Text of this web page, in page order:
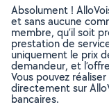
Absolument !
et sans aucune
membre, qu’il soit
prestation de
uniquement le prix
demandeur, et
Vous pouvez
directement sur
bancaires.